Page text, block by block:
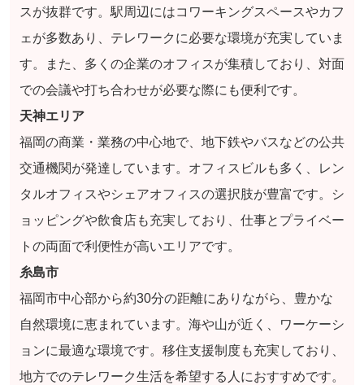
スが抜群です。駅周辺にはコワーキングスペースやカフ
ェが多数あり、テレワークに必要な環境が充実していま
す。また、多くの企業のオフィスが集積しており、対面
での会議や打ち合わせが必要な際にも便利です。
天神エリア
福岡の商業・業務の中心地で、地下鉄やバスなどの公共
交通機関が発達しています。オフィスビルも多く、レン
タルオフィスやシェアオフィスの選択肢が豊富です。シ
ョッピングや飲食店も充実しており、仕事とプライベー
トの両面で利便性が高いエリアです。
糸島市
福岡市中心部から約30分の距離にありながら、豊かな
自然環境に恵まれています。海や山が近く、ワーケーシ
ョンに最適な環境です。移住支援制度も充実しており、
地方でのテレワーク生活を希望する人におすすめです。